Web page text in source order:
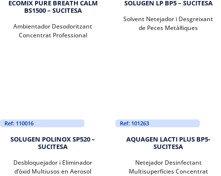
ECOMIX PURE BREATH CALM
BS1500 – SUCITESA
Ambientador Desodoritzant
Concentrat Professional
SOLUGEN LP BP5 – SUCITESA
Solvent Netejador i Desgreixant
de Peces Metàl·liques
Ref: 110016
SOLUGEN POLINOX SP520 –
SUCITESA
Desbloquejador i Eliminador
d’òxid Multiusos en Aerosol
Ref: 101263
AQUAGEN LACTI PLUS BP5-
SUCITESA
Netejador Desinfectant
Multisuperfícies Concentrat